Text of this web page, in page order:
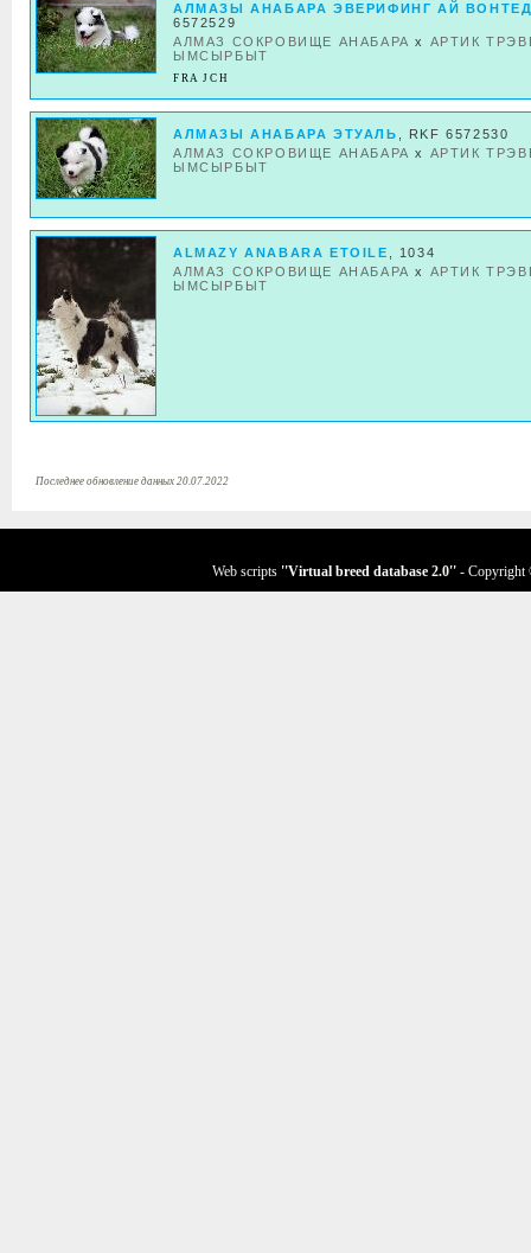
АЛМАЗЫ АНАБАРА ЭВЕРИФИНГ АЙ
6572529
АЛМАЗ СОКРОВИЩЕ АНАБАРА x АРТИК
ЫМСЫРБЫТ
FRA JCH
АЛМАЗЫ АНАБАРА ЭТУАЛЬ
, RKF 6572530
АЛМАЗ СОКРОВИЩЕ АНАБАРА x АРТИК
ЫМСЫРБЫТ
ALMAZY ANABARA ETOILE
, 1034
АЛМАЗ СОКРОВИЩЕ АНАБАРА x АРТИК
ЫМСЫРБЫТ
Последнее обновление данных 20.07.2022
Web scripts ''Virtual breed database 2.0'' - Copyright